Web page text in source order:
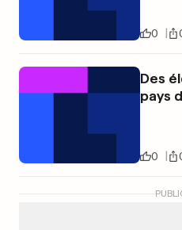
0
Des
pays
0